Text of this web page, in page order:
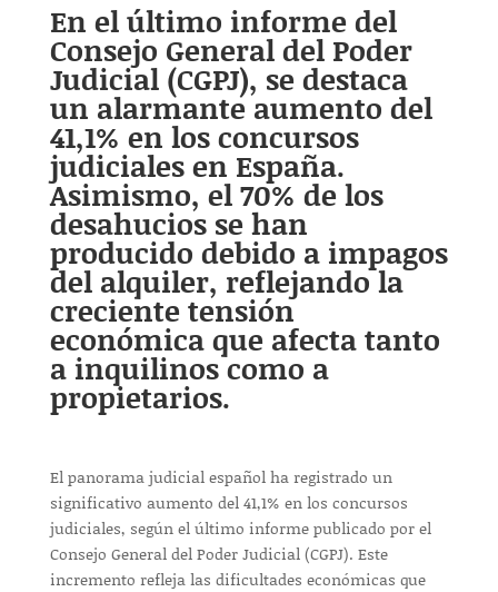
En el último informe del
Consejo General del Poder
Judicial (CGPJ), se destaca
un alarmante aumento del
41,1% en los concursos
judiciales en España.
Asimismo, el 70% de los
desahucios se han
producido debido a impagos
del alquiler, reflejando la
creciente tensión
económica que afecta tanto
a inquilinos como a
propietarios.
El panorama judicial español ha registrado un
significativo aumento del 41,1% en los concursos
judiciales, según el último informe publicado por el
Consejo General del Poder Judicial (CGPJ). Este
incremento refleja las dificultades económicas que